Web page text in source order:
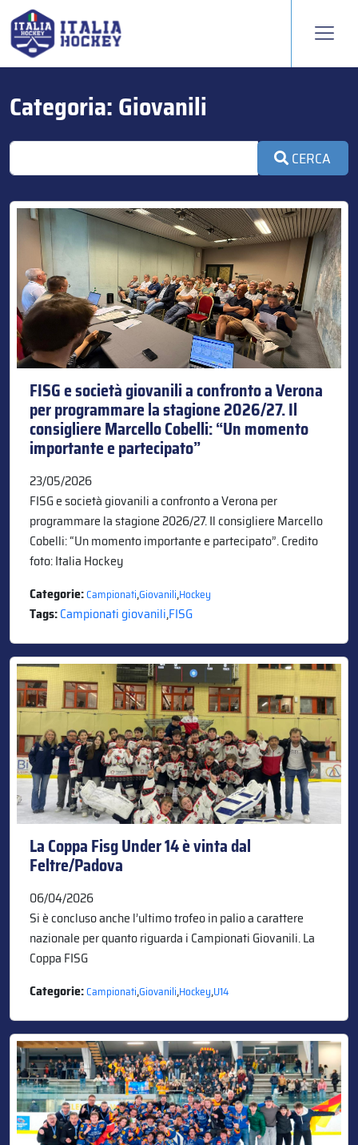
Categoria:Giovanili
CERCA
FISG e società giovanili a confronto a Verona
per programmare la stagione 2026/27. Il
consigliere Marcello Cobelli: “Un momento
importante e partecipato”
23/05/2026
FISG e società giovanili a confronto a Verona per
programmare la stagione 2026/27. Il consigliere Marcello
Cobelli: “Un momento importante e partecipato”. Credito
foto: Italia Hockey
Categorie:Campionati,Giovanili,Hockey
Tags:Campionati giovanili,FISG
La Coppa Fisg Under 14 è vinta dal
Feltre/Padova
06/04/2026
Si è concluso anche l’ultimo trofeo in palio a carattere
nazionale per quanto riguarda i Campionati Giovanili. La
Coppa FISG
Categorie:Campionati,Giovanili,Hockey,U14